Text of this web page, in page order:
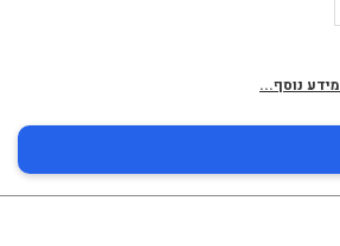
מידע נוסף...